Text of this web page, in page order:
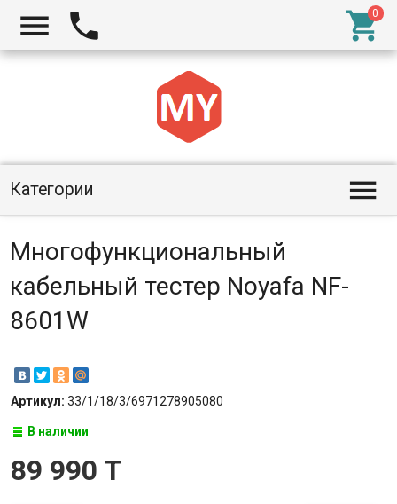
  
Категории 
Многофункциональный
кабельный тестер Noyafa NF-
8601W
Артикул: 33/1/18/3/6971278905080
В наличии
89 990 T